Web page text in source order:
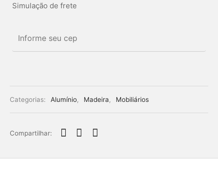
Simulação de frete
Categorias: Alumínio, Madeira, Mobiliários
Compartilhar: